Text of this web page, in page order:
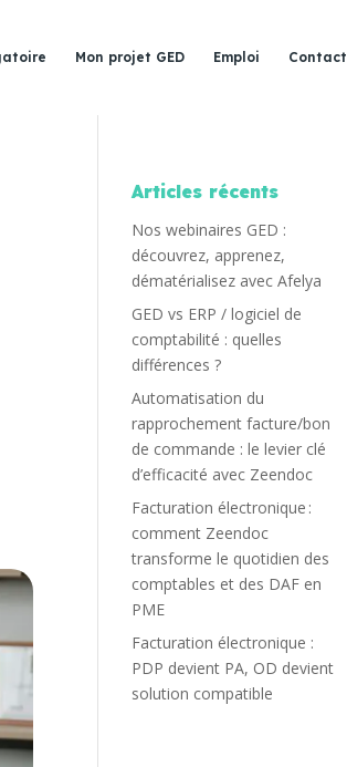
Mon projet GED Emploi Contact
Articles récents
Nos webinaires GED :
découvrez, apprenez,
dématérialisez avec Afelya
GED vs ERP / logiciel de
comptabilité : quelles
différences ?
Automatisation du
rapprochement facture/bon
de commande : le levier clé
d’efficacité avec Zeendoc
Facturation électronique :
comment Zeendoc
transforme le quotidien des
comptables et des DAF en
PME
Facturation électronique :
PDP devient PA, OD devient
solution compatible